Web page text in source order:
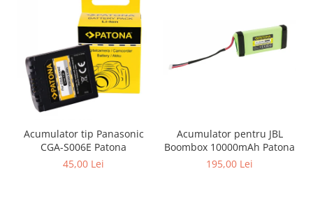
Acumulator tip Panasonic
CGA-S006E Patona
45,00 Lei
Acumulator pentru JBL
Boombox 10000mAh Patona
195,00 Lei